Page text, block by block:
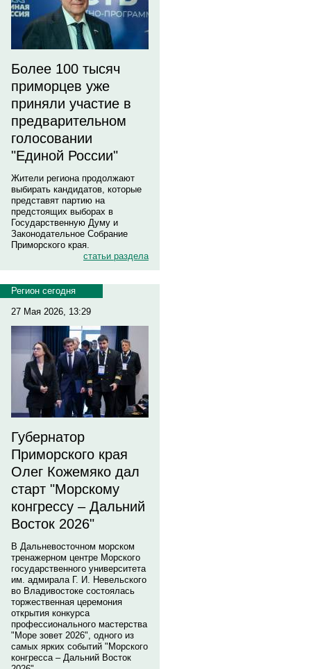
Более 100 тысяч
приморцев уже
приняли участие в
предварительном
голосовании
"Единой России"
Жители региона продолжают
выбирать кандидатов, которые
представят партию на
предстоящих выборах в
Государственную Думу и
Законодательное Собрание
Приморского края.
статьи раздела
Регион сегодня
27 Мая 2026, 13:29
Губернатор
Приморского края
Олег Кожемяко дал
старт "Морскому
конгрессу – Дальний
Восток 2026"
В Дальневосточном морском
тренажерном центре Морского
государственного университета
им. адмирала Г. И. Невельского
во Владивостоке состоялась
торжественная церемония
открытия конкурса
профессионального мастерства
"Море зовет 2026", одного из
самых ярких событий "Морского
конгресса – Дальний Восток